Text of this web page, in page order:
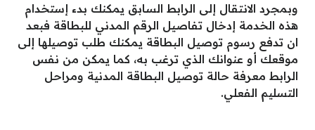
وبمجرد الانتقال إلى الرابط السابق يمكنك بدء إستخدام
هذه الخدمة إدخال تفاصيل الرقم المدني للبطاقة فبعد
ان تدفع رسوم توصيل البطاقة يمكنك طلب توصيلها إلى
موقعك أو عنوانك الذي ترغب به، كما يمكن من نفس
الرابط معرفة حالة توصيل البطاقة المدنية ومراحل
التسليم الفعلي.